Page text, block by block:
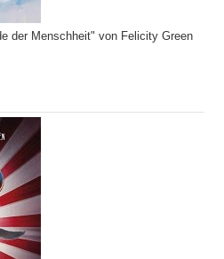
der Menschheit" von Felicity Green